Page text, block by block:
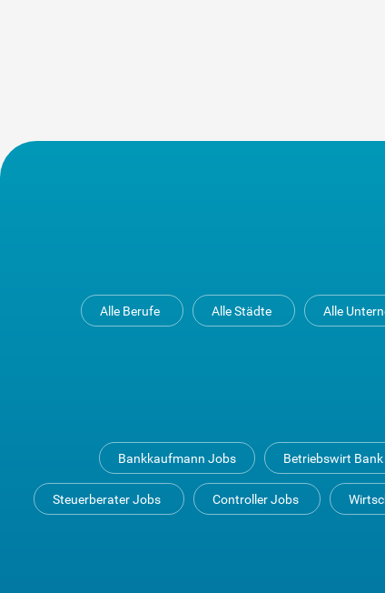
Alle Berufe Alle Städte Alle
Bankkaufmann Jobs Betriebswirt
Steuerberater Jobs Controller Jobs